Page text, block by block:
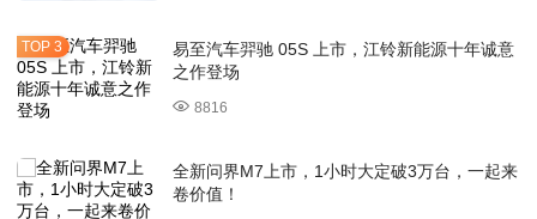
易至汽车羿驰 05S 上市，江铃新能源十年诚意
之作登场
8816
全新问界M7上市，1小时大定破3万台，一起来
卷价值！